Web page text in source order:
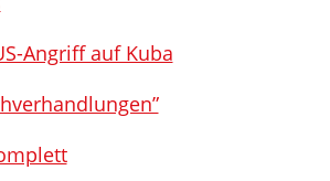
Angriff auf Kuba